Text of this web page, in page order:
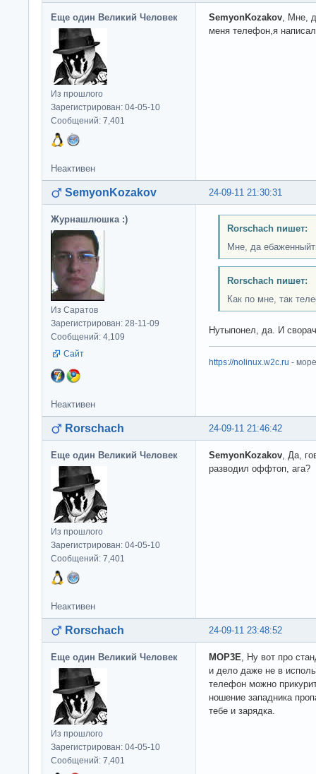
Еще один Великий Человек
Из прошлого
Зарегистрирован: 04-05-10
Сообщений: 7,401
SemyonKozakov , Мне,
меня телефон,я
Неактивен
24-09-11 21:30:31
SemyonKozakov
Журнашлюшка :)
Из Саратов
Зарегистрирован: 28-11-09
Сообщений: 4,109
Сайт
Rorschach пишет:
Мне, да
Rorschach пишет:
Как по мне, так
Нутыпонел, да. И
https://nolinux.w2c.ru -
Неактивен
24-09-11 21:46:42
Rorschach
Еще один Великий Человек
Из прошлого
Зарегистрирован: 04-05-10
Сообщений: 7,401
SemyonKozakov , Да,
разводил оффтоп, ага?
Неактивен
24-09-11 23:48:52
Rorschach
Еще один Великий Человек
Из прошлого
Зарегистрирован: 04-05-10
Сообщений: 7,401
MOP3E , Ну вот про
и дело даже не в
телефон можно
ношение западника
тебе и зарядка.